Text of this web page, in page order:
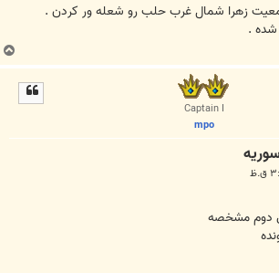
ﺯﻫﺮﺍ ﺷﻤﺎﻝ ﻏﺮﺏ ﺣﻠﺐ ﺭﻭ ﺷﻌﻠﻪ ﻭﺭ ﮐﺮﺩﻥ .
.
ب
ا
Captain I
mpo
دوم مشخصه